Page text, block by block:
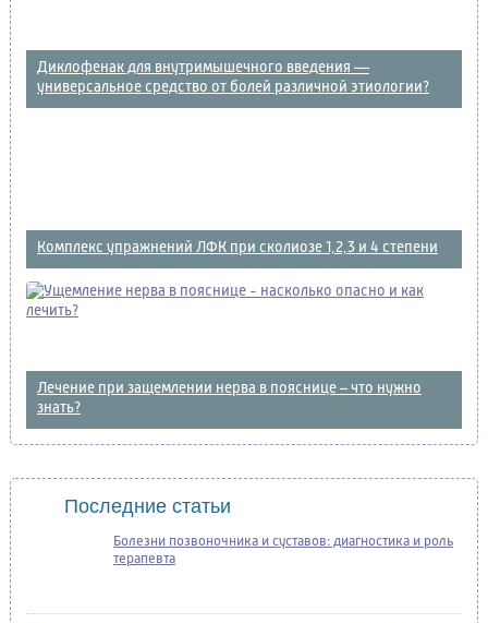
Диклофенак для внутримышечного введения —
универсальное средство от болей различной этиологии?
Комплекс упражнений ЛФК при сколиозе 1,2,3 и 4 степени
Лечение при защемлении нерва в пояснице – что нужно
знать?
Последние статьи
Болезни позвоночника и суставов: диагностика и роль
терапевта